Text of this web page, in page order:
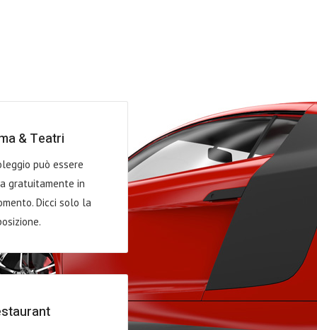
& Teatri
può essere
gratuitamente in
Dicci solo la